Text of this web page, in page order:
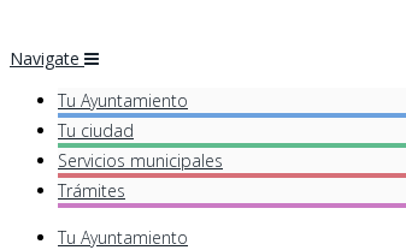
Navigate
Tu Ayuntamiento
Tu ciudad
Servicios municipales
Trámites
Tu Ayuntamiento